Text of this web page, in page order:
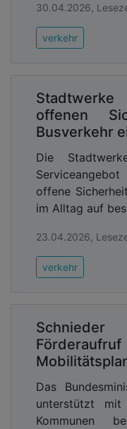
30.04.2026,
verkehr
offenen
Busverkehr
Die
offene
im Alltag auf
23.04.2026,
verkehr
Das
unterstützt mit
Kommunen